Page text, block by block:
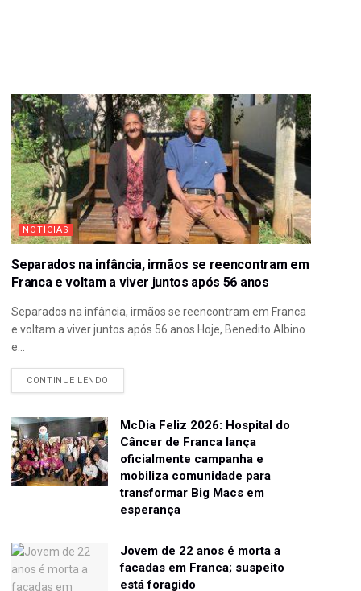
NOTÍCIAS
Separados na infância, irmãos se reencontram em
Franca e voltam a viver juntos após 56 anos
Separados na infância, irmãos se reencontram em Franca
e voltam a viver juntos após 56 anos Hoje, Benedito Albino
e...
CONTINUE LENDO
McDia Feliz 2026: Hospital do
Câncer de Franca lança
oficialmente campanha e
mobiliza comunidade para
transformar Big Macs em
esperança
Jovem de 22 anos é morta a
facadas em Franca; suspeito
está foragido